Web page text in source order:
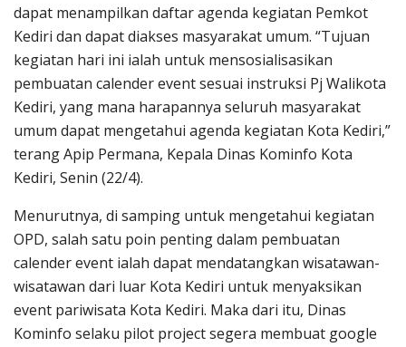
dapat menampilkan daftar agenda kegiatan Pemkot
Kediri dan dapat diakses masyarakat umum. “Tujuan
kegiatan hari ini ialah untuk mensosialisasikan
pembuatan calender event sesuai instruksi Pj Walikota
Kediri, yang mana harapannya seluruh masyarakat
umum dapat mengetahui agenda kegiatan Kota Kediri,”
terang Apip Permana, Kepala Dinas Kominfo Kota
Kediri, Senin (22/4).
Menurutnya, di samping untuk mengetahui kegiatan
OPD, salah satu poin penting dalam pembuatan
calender event ialah dapat mendatangkan wisatawan-
wisatawan dari luar Kota Kediri untuk menyaksikan
event pariwisata Kota Kediri. Maka dari itu, Dinas
Kominfo selaku pilot project segera membuat google